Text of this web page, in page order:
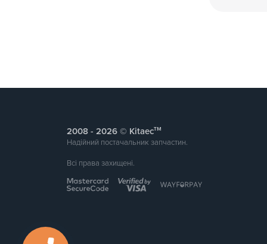
2008 - © Kitaecтм
Надійний постачальник запчастин.
Всі права захищені.